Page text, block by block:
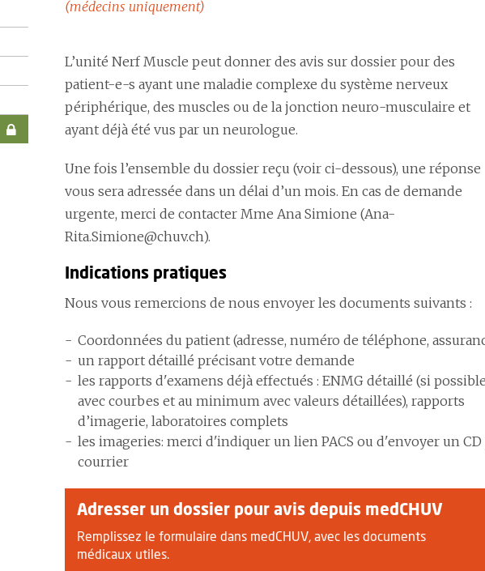
(médecins uniquement)
L’unité Nerf Muscle peut donner des avis sur dossier pour des
patient-e-s ayant une maladie complexe du système nerveux
périphérique, des muscles ou de la jonction neuro-musculaire et
ayant déjà été vus par un neurologue.
Une fois l’ensemble du dossier reçu (voir ci-dessous), une réponse
vous sera adressée dans un délai d’un mois. En cas de demande
urgente, merci de contacter Mme Ana Simione (Ana-
Rita.Simione@chuv.ch).
Indications pratiques
Nous vous remercions de nous envoyer les documents suivants :
Coordonnées du patient (adresse, numéro de téléphone,
un rapport détaillé précisant votre demande
les rapports d'examens déjà effectués : ENMG détaillé (si possible
avec courbes et au minimum avec valeurs détaillées), rapports
d’imagerie, laboratoires complets
les imageries: merci d'indiquer un lien PACS ou d'envoyer un CD
courrier
Adresser un dossier pour avis depuis medCHUV
Remplissez le formulaire dans medCHUV, avec les documents
médicaux utiles.